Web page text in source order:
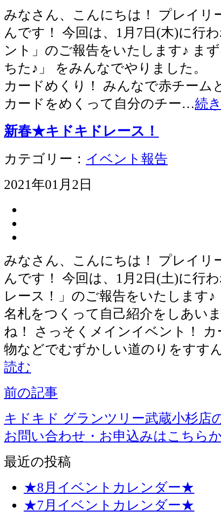
みなさん、こんにちは！ プレイリ
んです！ 今回は、1月7日(木)に行
ント」のご報告をいたします♪ ま
ちた♪」 をみんなでやりまし
カードめくり！ みんなで赤チーム
カードをめくって自分のチー…続
新春★キドキドレース！
カテゴリー： イベント報告
2021年01月2日
みなさん、こんにちは！ プレイリ
んです！ 今回は、1月2日(土)に行
レース！」のご報告をいたします
名札をつくって自己紹介をしあい
ね！ さっそくメインイベント！
物などでむずかしい道のりをすす
読む
前の記事
キドキド グランツリー武蔵小杉店
お問い合わせ・お申込みはこちら
最近の投稿
★8月イベントカレンダー★
★7月イベントカレンダー★